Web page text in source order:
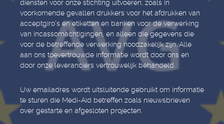
diensten voor onze stichting uitvoeren, zoals in
voorkomende gevallen drukkers voor het afdrukken van
acceptgiro’s en etiketten en banken voor de verwerking
van incassomachtigingen, en alleen die gegevens die
voor de betreffende verwerking noodzakelijk zijn. Alle
aan ons toevertrouwde informatie wordt door ons en
door onze leveranciers vertrouwelijk behandeld.
Uw emailadres wordt uitsluitende gebruikt om informatie
te sturen die Medi-Aid betreffen zoals nieuwsbrieven
over gestarte en afgesloten projecten.